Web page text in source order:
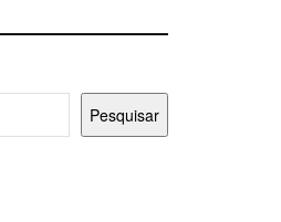
Pesquisar